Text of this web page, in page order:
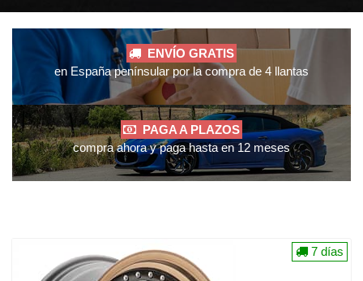
ENVÍO GRATIS
en España penínsular por la compra de 4 llantas
PAGA A PLAZOS
compra ahora y paga hasta en 12 meses
7 días